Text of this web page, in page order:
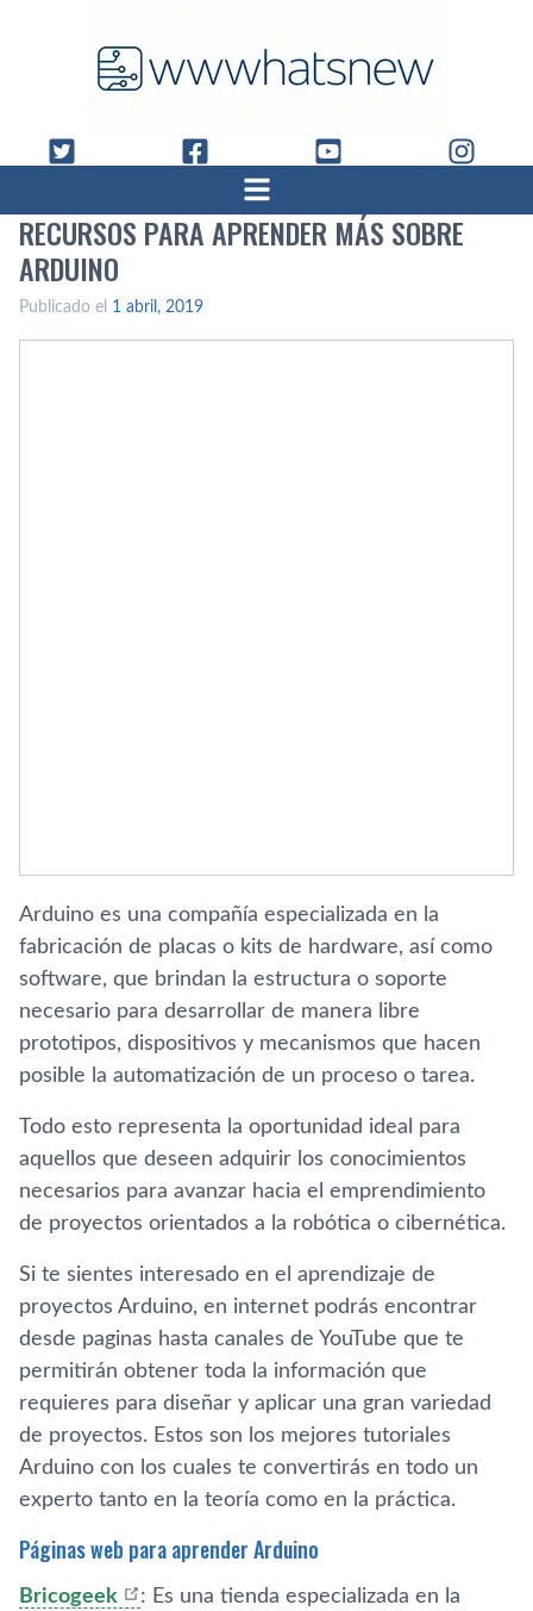
RECURSOS PARA APRENDER MÁS SOBRE
ARDUINO
Publicado el 1 abril, 2019
Arduino es una compañía especializada en la
fabricación de placas o kits de hardware, así como
software, que brindan la estructura o soporte
necesario para desarrollar de manera libre
prototipos, dispositivos y mecanismos que hacen
posible la automatización de un proceso o tarea.
Todo esto representa la oportunidad ideal para
aquellos que deseen adquirir los conocimientos
necesarios para avanzar hacia el emprendimiento
de proyectos orientados a la robótica o cibernética.
Si te sientes interesado en el aprendizaje de
proyectos Arduino, en internet podrás encontrar
desde paginas hasta canales de YouTube que te
permitirán obtener toda la información que
requieres para diseñar y aplicar una gran variedad
de proyectos. Estos son los mejores tutoriales
Arduino con los cuales te convertirás en todo un
experto tanto en la teoría como en la práctica.
Páginas web para aprender Arduino
Bricogeek
: Es una tienda especializada en la